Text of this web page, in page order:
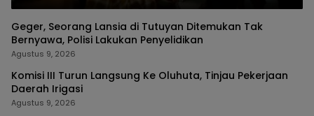
Geger, Seorang Lansia di Tutuyan Ditemukan Tak
Bernyawa, Polisi Lakukan Penyelidikan
Agustus 9, 2026
Komisi III Turun Langsung Ke Oluhuta, Tinjau Pekerjaan
Daerah Irigasi
Agustus 9, 2026